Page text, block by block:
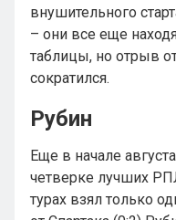
внушительного
– они все еще
таблицы, но отрыв
сократился.
Рубин
Еще в начале
четверке лучших
турах взял только